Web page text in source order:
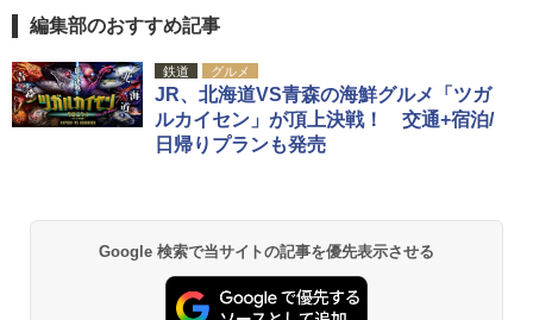
編集部のおすすめ記事
鉄道 グルメ
JR、北海道VS青森の海鮮グルメ「ツガ
ルカイセン」が頂上決戦！ 交通+宿泊/
日帰りプランも発売
Google 検索で当サイトの記事を優先表示させる